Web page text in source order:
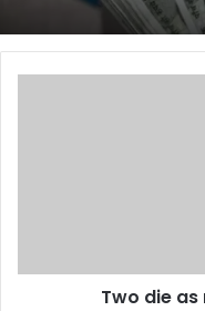
Two die